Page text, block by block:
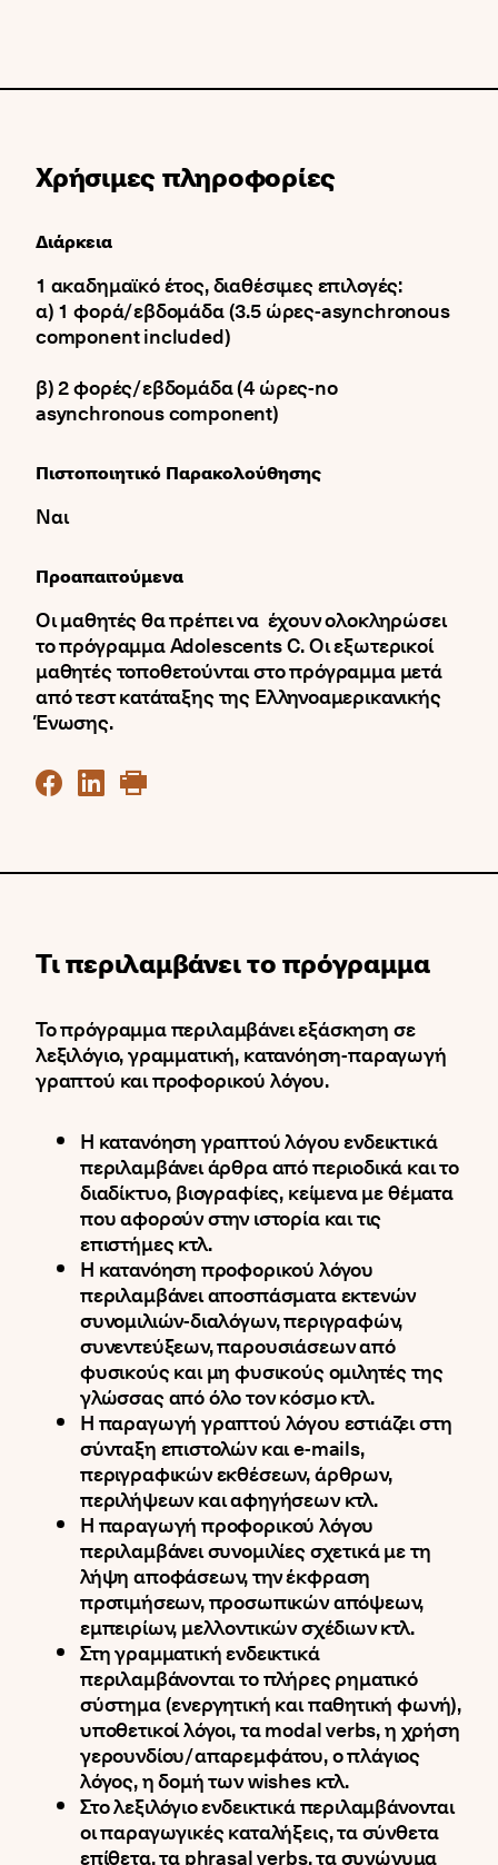
Χρήσιμες πληροφορίες
Διάρκεια
1 ακαδημαϊκό έτος, διαθέσιμες επιλογές:
α) 1 φορά/εβδομάδα (3.5 ώρες-asynchronous
component included)
β) 2 φορές/εβδομάδα (4 ώρες-no
asynchronous component)
Πιστοποιητικό Παρακολούθησης
Ναι
Προαπαιτούμενα
Οι μαθητές θα πρέπει να έχουν ολοκληρώσει
το πρόγραμμα Adolescents C. Οι εξωτερικοί
μαθητές τοποθετούνται στο πρόγραμμα μετά
από τεστ κατάταξης της Ελληνοαμερικανικής
Ένωσης.
Τι περιλαμβάνει το πρόγραμμα
Το πρόγραμμα περιλαμβάνει εξάσκηση σε
λεξιλόγιο, γραμματική, κατανόηση-παραγωγή
γραπτού και προφορικού λόγου.
Η κατανόηση γραπτού λόγου ενδεικτικά
περιλαμβάνει άρθρα από περιοδικά και το
διαδίκτυο, βιογραφίες, κείμενα με θέματα
που αφορούν στην ιστορία και τις
επιστήμες κτλ.
Η κατανόηση προφορικού λόγου
περιλαμβάνει αποσπάσματα εκτενών
συνομιλιών-διαλόγων, περιγραφών,
συνεντεύξεων, παρουσιάσεων από
φυσικούς και μη φυσικούς ομιλητές της
γλώσσας από όλο τον κόσμο κτλ.
Η παραγωγή γραπτού λόγου εστιάζει στη
σύνταξη επιστολών και e-mails,
περιγραφικών εκθέσεων, άρθρων,
περιλήψεων και αφηγήσεων κτλ.
Η παραγωγή προφορικού λόγου
περιλαμβάνει συνομιλίες σχετικά με τη
λήψη αποφάσεων, την έκφραση
προτιμήσεων, προσωπικών απόψεων,
εμπειρίων, μελλοντικών σχέδιων κτλ.
Στη γραμματική ενδεικτικά
περιλαμβάνονται το πλήρες ρηματικό
σύστημα (ενεργητική και παθητική φωνή),
υποθετικοί λόγοι, τα modal verbs, η χρήση
γερουνδίου/απαρεμφάτου, ο πλάγιος
λόγος, η δομή των wishes κτλ.
Στο λεξιλόγιο ενδεικτικά περιλαμβάνονται
οι παραγωγικές καταλήξεις, τα σύνθετα
επίθετα, τα phrasal verbs, τα συνώνυμα